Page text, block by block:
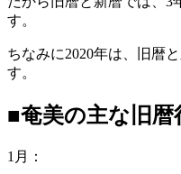
す。
ちなみに2020年は、旧暦
す。
■奄美の主な旧暦
1月：